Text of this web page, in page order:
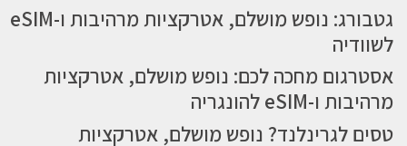
גטבורג: נופש מושלם, אטרקציות מרהיבות ו-eSIM
לשוודיה
אסטרגום מחכה לכם: נופש מושלם, אטרקציות
מרהיבות ו-eSIM להונגריה
טסים לגרינלנד? נופש מושלם, אטרקציות